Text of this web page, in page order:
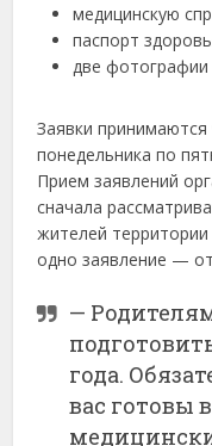
медицинскую
паспорт
две
Заявки принимаются
понедельника по
Прием заявлений
сначала
жителей
одно заявление —
—
года.
вас готовы